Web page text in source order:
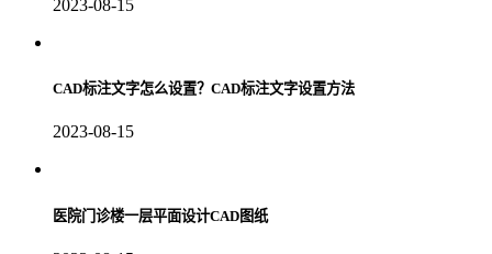
2023-08-15
CAD标注文字怎么设置？CAD标注文字设置方法
2023-08-15
医院门诊楼一层平面设计CAD图纸